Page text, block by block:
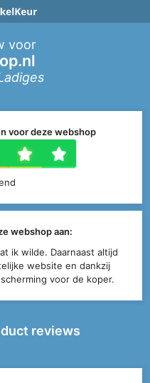
voor
voor deze webshop
4
3 sterren
sterren
webshop aan:
ik wilde. Daarnaast altijd
website en dankzij
voor de koper.
reviews